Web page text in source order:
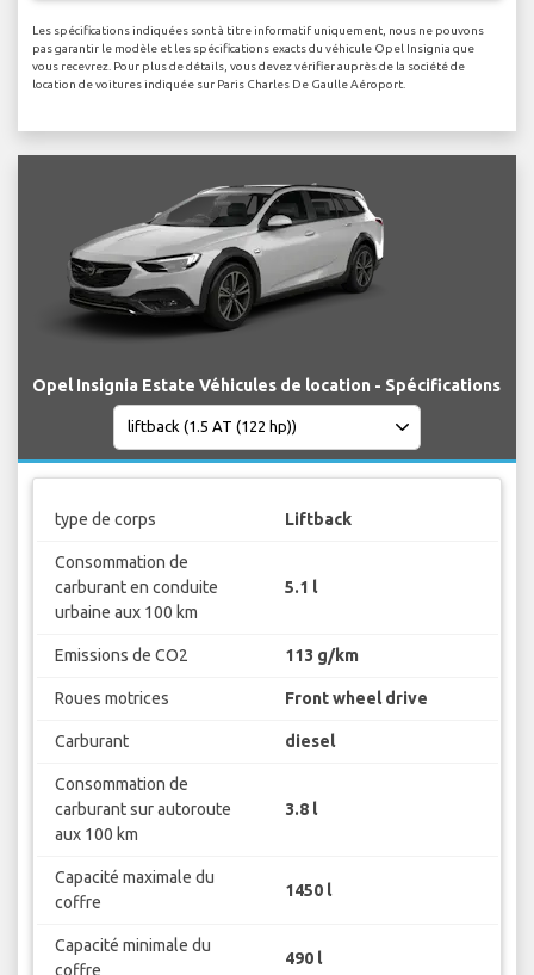
Les spécifications indiquées sont à titre informatif uniquement, nous ne pouvons
pas garantir le modèle et les spécifications exacts du véhicule Opel Insignia que
vous recevrez. Pour plus de détails, vous devez vérifier auprès de la société de
location de voitures indiquée sur Paris Charles De Gaulle Aéroport.
Opel Insignia Estate Véhicules de location - Spécifications
type de corps Liftback
Consommation de
carburant en conduite
urbaine aux 100 km
5.1 l
Emissions de CO2 113 g/km
Roues motrices Front wheel drive
Carburant diesel
Consommation de
carburant sur autoroute
aux 100 km
3.8 l
Capacité maximale du
coffre
1450 l
Capacité minimale du
coffre
490 l